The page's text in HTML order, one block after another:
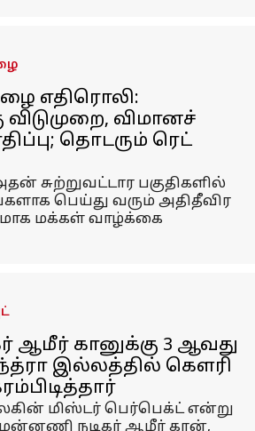
எதிரொலி:
விடுமுறை, விமானச்
தொடரும் ரெட்
சுற்றுவட்டார பகுதிகளில்
பெய்து வரும் அதிதீவிர
மக்கள் வாழ்க்கை
ஆமீர் கானுக்கு 3 ஆவது
இல்லத்தில் கௌரி
மிஸ்டர் பெர்பெக்ட் என்று
நடிகர் ஆமீர் கான்,